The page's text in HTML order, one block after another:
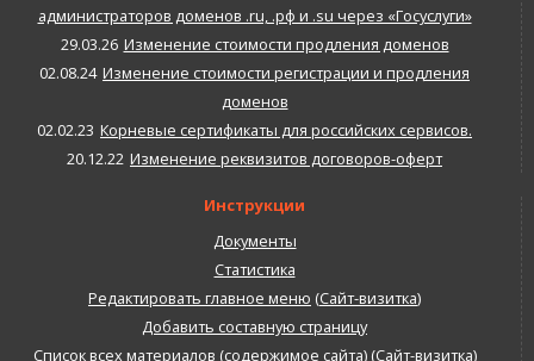
администраторов доменов .ru, .рф и .su через «Госуслуги»
29.03.26 Изменение стоимости продления доменов
02.08.24 Изменение стоимости регистрации и продления
доменов
02.02.23 Корневые сертификаты для российских сервисов.
20.12.22 Изменение реквизитов договоров-оферт
Инструкции
Документы
Статистика
Редактировать главное меню (Сайт-визитка)
Добавить составную страницу
Список всех материалов (содержимое сайта)(Сайт-визитка)